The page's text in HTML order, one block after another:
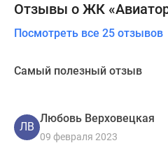
Отзывы о ЖК
Посмотреть все 25 отзывов
Самый полезный отзыв
ЛВ
Любовь Верховецкая
09 февраля 2023